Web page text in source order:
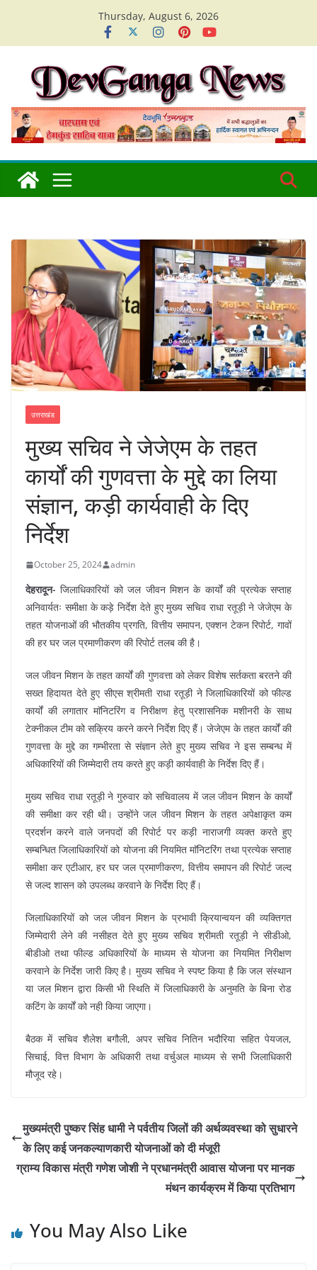
content
Thursday, August 6, 2026
उत्तराखंड
मुख्य सचिव ने जेजेएम के तहत
कार्यों की गुणवत्ता के मुद्दे का लिया
संज्ञान, कड़ी कार्यवाही के दिए
निर्देश
October 25, 2024 admin
देहरादून- जिलाधिकारियों को जल जीवन मिशन के कार्यों की प्रत्येक सप्ताह
अनिवार्यतः समीक्षा के कड़े निर्देश देते हुए मुख्य सचिव राधा रतूड़ी ने जेजेएम के
तहत योजनाओं की भौतकीय प्रगति, वित्तीय समापन, एक्शन टेकन रिपोर्ट, गावों
की हर घर जल प्रमाणीकरण की रिपोर्ट तलब की है।
जल जीवन मिशन के तहत कार्यों की गुणवत्ता को लेकर विशेष सर्तकता बरतने की
सख्त हिदायत देते हुए सीएस श्रीमती राधा रतूड़ी ने जिलाधिकारियों को फील्ड
कार्यों की लगातार माॅनिटरिंग व निरीक्षण हेतु प्रशासनिक मशीनरी के साथ
टेक्नीकल टीम को सक्रिय करने करने निर्देश दिए हैं। जेजेएम के तहत कार्यों की
गुणवत्ता के मुद्दे का गम्भीरता से संज्ञान लेते हुए मुख्य सचिव ने इस सम्बन्ध में
अधिकारियों की जिम्मेदारी तय करते हुए कड़ी कार्यवाही के निर्देश दिए हैं।
मुख्य सचिव राधा रतूड़ी ने गुरुवार को सचिवालय में जल जीवन मिशन के कार्यों
की समीक्षा कर रही थी। उन्होंने जल जीवन मिशन के तहत अपेक्षाकृत कम
प्रदर्शन करने वाले जनपदों की रिपोर्ट पर कड़ी नाराजगी व्यक्त करते हुए
सम्बन्धित जिलाधिकारियों को योजना की नियमित माॅनिटरिंग तथा प्रत्येक सप्ताह
समीक्षा कर एटीआर, हर घर जल प्रमाणीकरण, वित्तीय समापन की रिपोर्ट जल्द
से जल्द शासन को उपलब्ध करवाने के निर्देश दिए हैं।
जिलाधिकारियों को जल जीवन मिशन के प्रभावी क्रियान्वयन की व्यक्तिगत
जिम्मेदारी लेने की नसीहत देते हुए मुख्य सचिव श्रीमती रतूड़ी ने सीडीओ,
बीडीओ तथा फील्ड अधिकारियों के माध्यम से योजना का नियमित निरीक्षण
करवाने के निर्देश जारी किए है। मुख्य सचिव ने स्पष्ट किया है कि जल संस्थान
या जल मिशन द्वारा किसी भी स्थिति में जिलाधिकारी के अनुमति के बिना रोड
कटिंग के कार्यों को नही किया जाएगा।
बैठक में सचिव शैलेश बगौली, अपर सचिव नितिन भदौरिया सहित पेयजल,
सिचाई, वित्त विभाग के अधिकारी तथा वर्चुअल माध्यम से सभी जिलाधिकारी
मौजूद रहे।
मुख्यमंत्री पुष्कर सिंह धामी ने पर्वतीय जिलों की अर्थव्यवस्था को सुधारने
के लिए कई जनकल्याणकारी योजनाओं को दी मंजूरी
ग्राम्य विकास मंत्री गणेश जोशी ने प्रधानमंत्री आवास योजना पर मानक
मंथन कार्यक्रम में किया प्रतिभाग
You May Also Like